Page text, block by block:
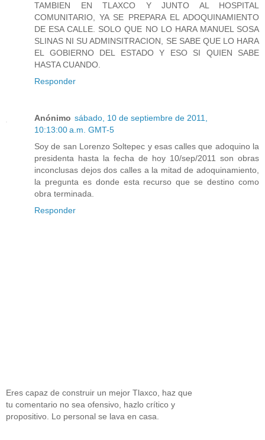
TAMBIEN EN TLAXCO Y JUNTO AL HOSPITAL
COMUNITARIO, YA SE PREPARA EL ADOQUINAMIENTO
DE ESA CALLE. SOLO QUE NO LO HARA MANUEL SOSA
SLINAS NI SU ADMINSITRACION, SE SABE QUE LO HARA
EL GOBIERNO DEL ESTADO Y ESO SI QUIEN SABE
HASTA CUANDO.
Responder
Anónimo sábado, 10 de septiembre de 2011,
10:13:00 a.m. GMT-5
Soy de san Lorenzo Soltepec y esas calles que adoquino la
presidenta hasta la fecha de hoy 10/sep/2011 son obras
inconclusas dejos dos calles a la mitad de adoquinamiento,
la pregunta es donde esta recurso que se destino como
obra terminada.
Responder
Eres capaz de construir un mejor Tlaxco, haz que
tu comentario no sea ofensivo, hazlo crítico y
propositivo. Lo personal se lava en casa.